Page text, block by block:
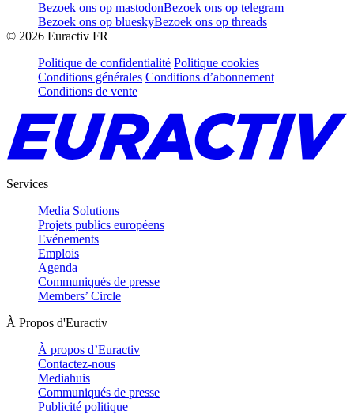
Bezoek ons op mastodonBezoek ons op telegram
Bezoek ons op blueskyBezoek ons op threads
© 2026 Euractiv FR
Politique de confidentialité Politique cookies
Conditions générales Conditions d’abonnement
Conditions de vente
Services
Media Solutions
Projets publics européens
Evénements
Emplois
Agenda
Communiqués de presse
Members’ Circle
À Propos d'Euractiv
À propos d’Euractiv
Contactez-nous
Mediahuis
Communiqués de presse
Publicité politique